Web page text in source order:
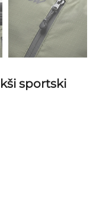
sportski